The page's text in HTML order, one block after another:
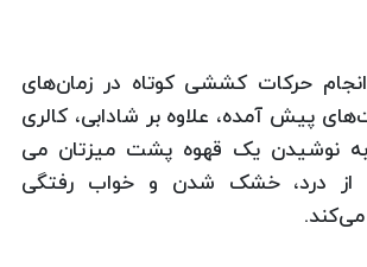
حرکات کششی کوتاه در زمان‌های
پیش آمده، علاوه بر شادابی، کالری
نوشیدن یک قهوه پشت میزتان می
از درد، خشک شدن و خواب رفتگی